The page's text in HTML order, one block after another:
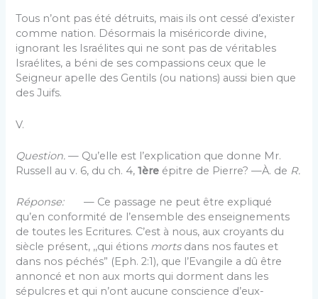
Tous n’ont pas été détruits, mais ils ont cessé d’exister
comme nation. Désormais la miséricorde di­vine,
ignorant les Israélites qui ne sont pas de véri­tables
Israélites, a béni de ses compassions ceux que le
Seigneur apelle des Gentils (ou nations) aussi bien que
des Juifs.
V.
Question. — Qu’elle est l’explication que donne Mr.
Russell au v. 6, du ch. 4,1ère épitre de Pierre? —À. de R.
Réponse:— Ce passage ne peut être expliqué
qu’en conformité de l’ensemble des enseignements
de toutes les Ecritures. C’est à nous, aux croyants du
siècle présent, ,,qui étions morts dans nos fautes et
dans nos péchés” (Eph. 2:1), que l’Evangile a dû être
annoncé et non aux morts qui dorment dans les
sépulcres et qui n’ont aucune conscience d’eux-